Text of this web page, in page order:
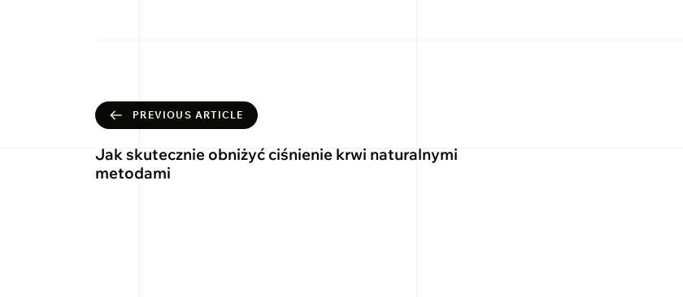
PREVIOUS ARTICLE
Jak skutecznie obniżyć ciśnienie krwi naturalnymi
metodami